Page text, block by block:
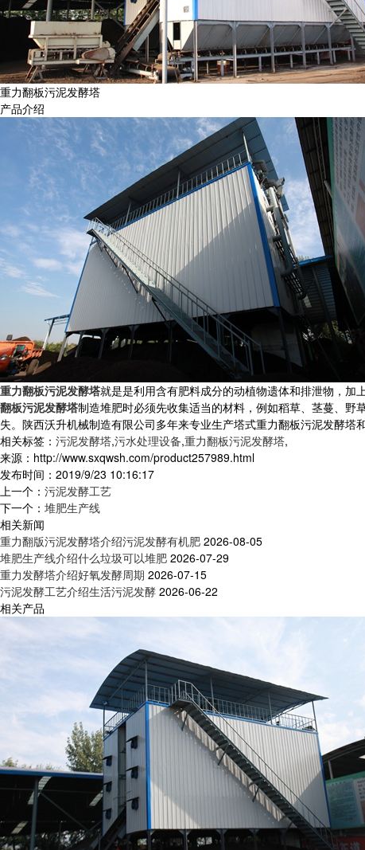
重力翻板污泥发酵塔
产品介绍
重力翻板污泥发酵塔就是是利用含有肥料成分的动植物遗体和排泄物 ，加
翻板污泥发酵塔制造堆肥时必须先收集适当的材料，例如稻草、茎蔓、野
失。 陕西沃升机械制造有限公司多年来专业生产塔式重力翻板污泥发酵塔
相关标签： 污泥发酵塔,污水处理设备,重力翻板污泥发酵塔,
来源：http://www.sxqwsh.com/product257989.html
发布时间：2019/9/23 10:16:17
上一个： 污泥发酵工艺
下一个： 堆肥生产线
相关新闻
重力翻版污泥发酵塔介绍污泥发酵有机肥 2026-08-05
堆肥生产线介绍什么垃圾可以堆肥 2026-07-29
重力发酵塔介绍好氧发酵周期 2026-07-15
污泥发酵工艺介绍生活污泥发酵 2026-06-22
相关产品